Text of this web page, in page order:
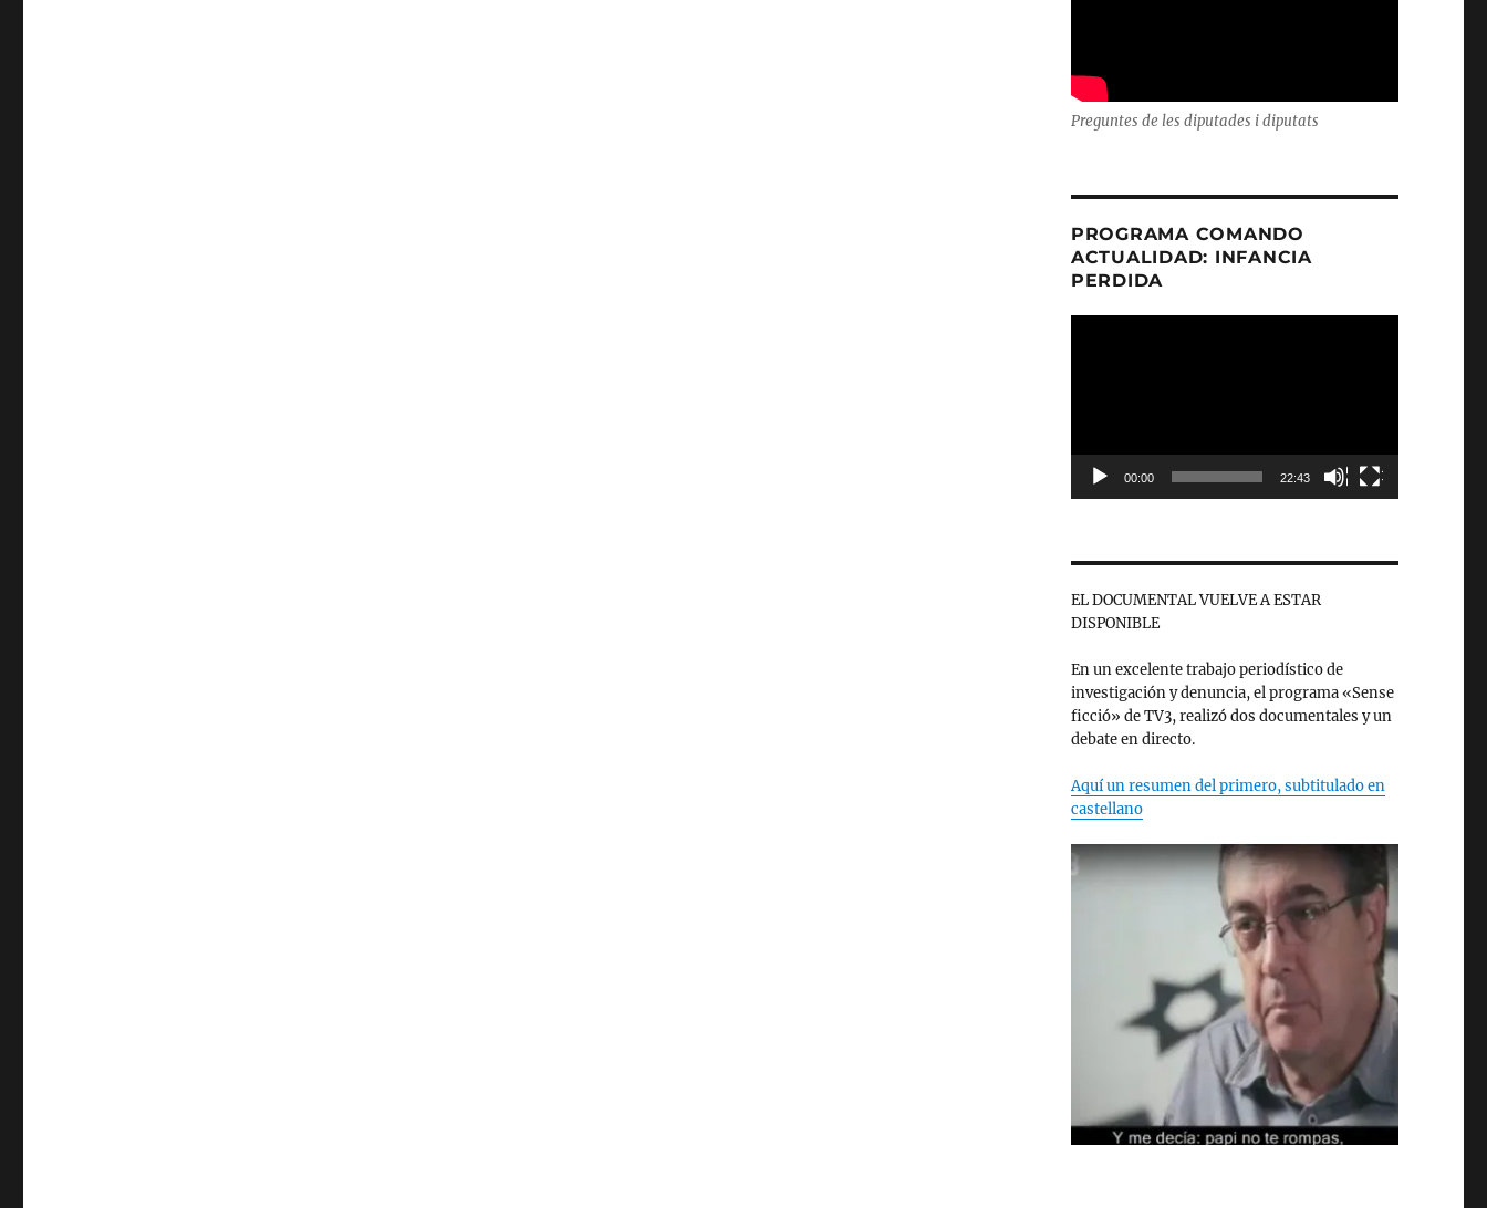
Preguntes de les diputades i diputats
PROGRAMA COMANDO
ACTUALIDAD: INFANCIA
PERDIDA
00:00 22:43
EL DOCUMENTAL VUELVE A ESTAR
DISPONIBLE
En un excelente trabajo periodístico de
investigación y denuncia, el programa «Sense
ficció» de TV3, realizó dos documentales y un
debate en directo.
Aquí un resumen del primero, subtitulado en
castellano